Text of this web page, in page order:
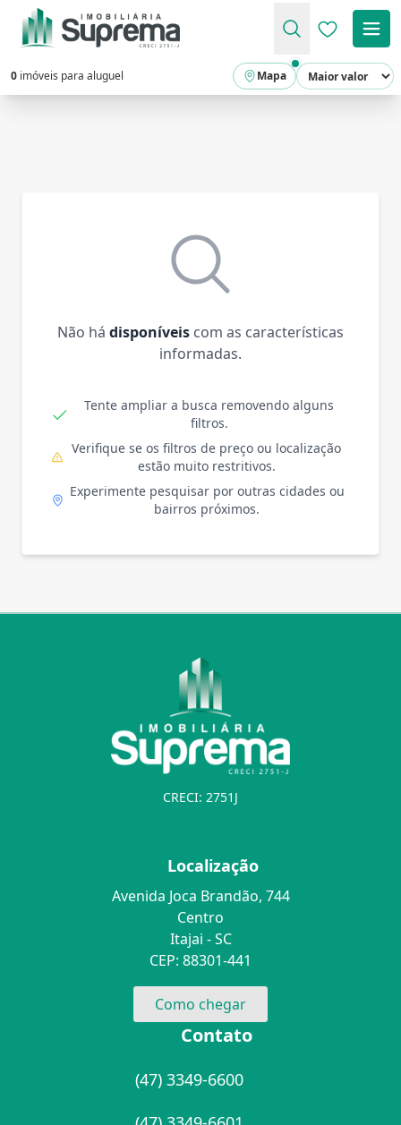
Favoritos
0 imóveis para aluguel Mapa
Não há disponíveis com as características
informadas.
Tente ampliar a busca removendo alguns
filtros.
Verifique se os filtros de preço ou localização
estão muito restritivos.
Experimente pesquisar por outras cidades ou
bairros próximos.
CRECI: 2751J
Localização
Avenida Joca Brandão, 744
Centro
Itajai - SC
CEP: 88301-441
Como chegar
Contato
(47) 3349-6600